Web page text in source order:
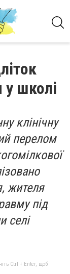
у школі
клінічну
перелом
жителя
під
селі
Ctrl + Enter, щоб